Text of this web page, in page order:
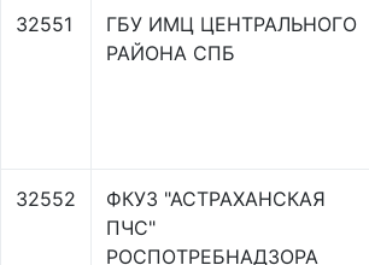
32551
ГБУ ИМЦ ЦЕНТРАЛЬНОГО
РАЙОНА СПБ
32552
ФКУЗ "АСТРАХАНСКАЯ
ПЧС"
РОСПОТРЕБНАДЗОРА